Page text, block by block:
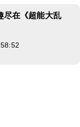
尽在《超能大乱